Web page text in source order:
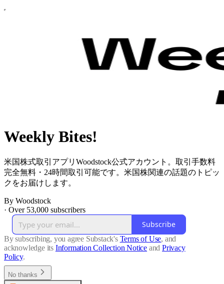
Weekly Bites!
米国株式取引アプリWoodstock公式アカウント。取引手数料
完全無料・24時間取引可能です。米国株関連の話題のトピッ
クをお届けします。
By Woodstock
· Over 53,000 subscribers
Subscribe
By subscribing, you agree Substack's Terms of Use, and
acknowledge its Information Collection Notice and Privacy
Policy.
No thanks